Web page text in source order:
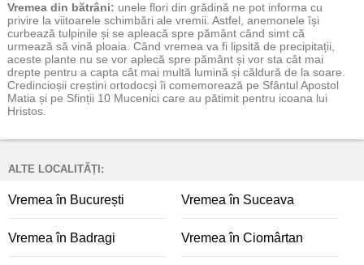
Vremea din bătrâni: unele flori din grădină ne pot informa cu
privire la viitoarele schimbări ale vremii. Astfel, anemonele își
curbează tulpinile și se apleacă spre pământ când simt că
urmează să vină ploaia. Când vremea va fi lipsită de precipitații,
aceste plante nu se vor aplecă spre pământ și vor sta cât mai
drepte pentru a capta cât mai multă lumină și căldură de la soare.
Credincioșii creștini ortodocși îi comemorează pe Sfântul Apostol
Matia și pe Sfinții 10 Mucenici care au pătimit pentru icoana lui
Hristos.
ALTE LOCALITĂȚI:
Vremea în București Vremea în Suceava
Vremea în Badragi Vremea în Ciomârtan